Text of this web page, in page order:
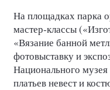
На площадках парка
мастер‑классы
«Вязание банной
фотовыставку и
Национального
платьев невест и